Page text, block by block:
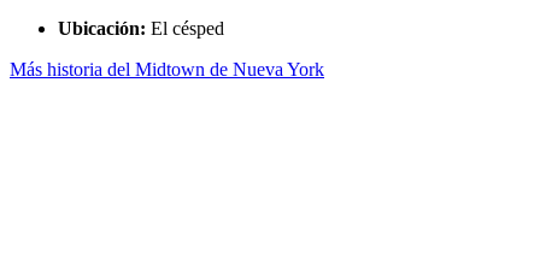
Ubicación: El césped
Más historia del Midtown de Nueva York